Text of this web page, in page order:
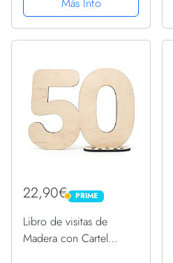
Camiseta
Más Info
22,90€ PRIME
PRIME
Libro de visitas de
Madera con Cartel